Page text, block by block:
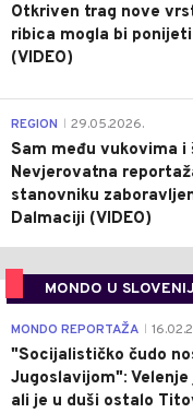
Otkriven trag nove
ribica mogla bi
(VIDEO)
REGION 29.05.2026.
Sam među vukovima i
Nevjerovatna
stanovniku
Dalmaciji (VIDEO)
MONDO U
MONDO REPORTAŽA
"Socijalističko čudo
Jugoslavijom":
ali je u duši ostalo